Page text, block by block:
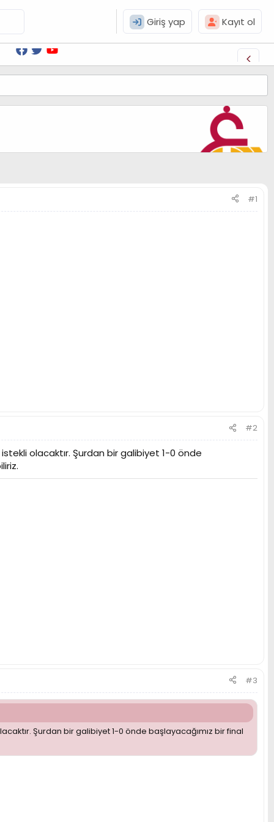
Giriş yap Kayıt ol
#1
#2
istekli olacaktır. Şurdan bir galibiyet 1-0 önde
#3
Şurdan bir galibiyet 1-0 önde başlayacağımız bir final